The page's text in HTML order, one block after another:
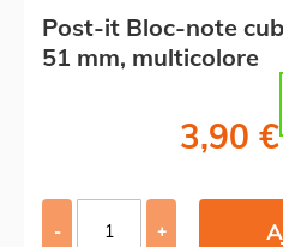
Post-it Bloc-note
51 mm, multicolore
3,90 €
- +